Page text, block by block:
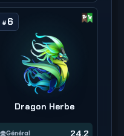
# 6
Dragon Herbe
Général 24,2